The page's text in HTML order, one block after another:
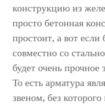
конструкцию из
просто бетонная
простоит, а вот если
совместно со
будет очень прочное
То есть арматура
звеном, без